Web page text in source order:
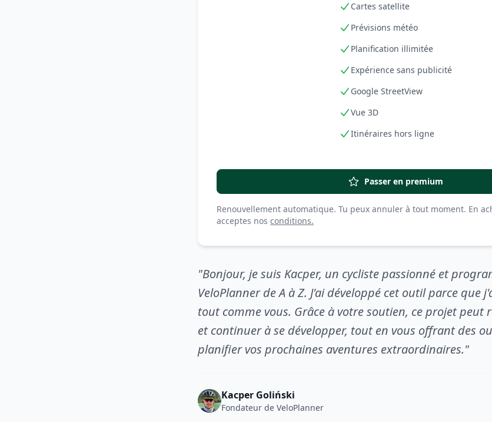
Cartes satellite
Prévisions météo
Planification illimitée
Expérience sans publicité
Google StreetView
Vue 3D
Itinéraires hors ligne
Passer en premium
Renouvellement automatique. Tu peux annuler à tout moment. En
acceptes nos conditions.
"Bonjour, je suis Kacper, un cycliste passionné et
VeloPlanner de A à Z. J'ai développé cet outil parce que
tout comme vous. Grâce à votre soutien, ce projet peut
et continuer à se développer, tout en vous offrant des
planifier vos prochaines aventures extraordinaires."
Kacper Goliński
Fondateur de VeloPlanner